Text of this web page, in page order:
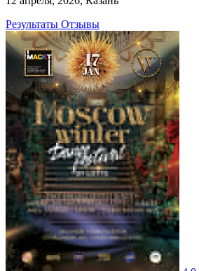
Результаты Отзывы